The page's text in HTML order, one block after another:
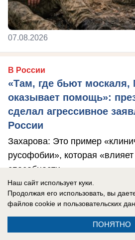
07.08.2026
В России
«Там, где бьют
оказывает помощь»:
сделал агрессивное
России
Захарова: Это пример
русофобии», которая
способности».
Наш сайт использует куки.
Продолжая его использовать, вы
файлов cookie и пользовательских
ПОНЯТНО